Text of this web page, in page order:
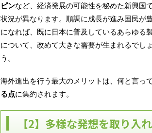
ピンなど、経済発展の可能性を秘めた新興国
状況が異なります。順調に成長が進み国民が
になれば、既に日本に普及しているあらゆる
について、改めて大きな需要が生まれるでしょ
う。
海外進出を行う最大のメリットは、何と言っ
る点に集約されます。
【2】多様な発想を取り入